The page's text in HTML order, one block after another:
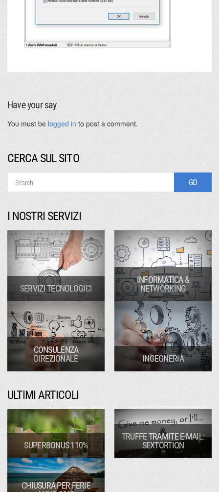
Have your say
You must be logged in to post a comment.
CERCA SUL SITO
I NOSTRI SERVIZI
SERVIZI TECNOLOGICI
INFORMATICA &
NETWORKING
CONSULENZA
DIREZIONALE
INGEGNERIA
ULTIMI ARTICOLI
SUPERBONUS 110%
TRUFFE TRAMITE E-MAIL:
SEXTORTION
CHIUSURA PER FERIE